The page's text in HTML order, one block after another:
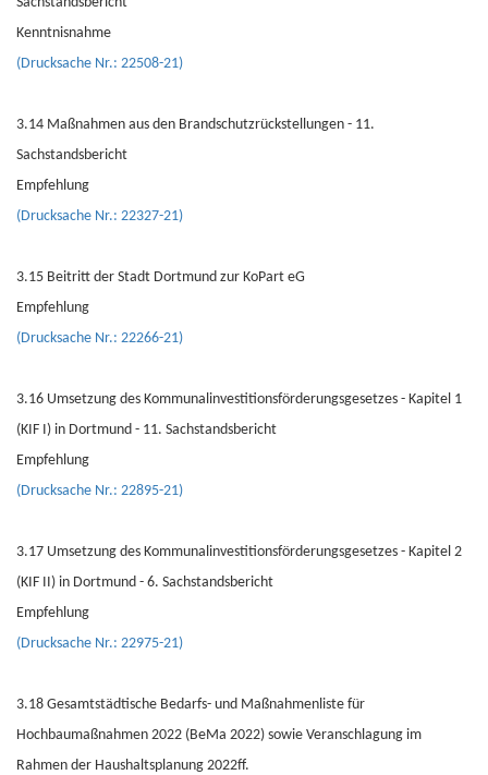
Kenntnisnahme
(Drucksache Nr.: 22508-21)
3.14 Maßnahmen aus den Brandschutzrückstellungen - 11.
Sachstandsbericht
Empfehlung
(Drucksache Nr.: 22327-21)
3.15 Beitritt der Stadt Dortmund zur KoPart eG
Empfehlung
(Drucksache Nr.: 22266-21)
3.16 Umsetzung des Kommunalinvestitionsförderungsgesetzes - Kapitel 1
(KIF I) in Dortmund - 11. Sachstandsbericht
Empfehlung
(Drucksache Nr.: 22895-21)
3.17 Umsetzung des Kommunalinvestitionsförderungsgesetzes - Kapitel 2
(KIF II) in Dortmund - 6. Sachstandsbericht
Empfehlung
(Drucksache Nr.: 22975-21)
3.18 Gesamtstädtische Bedarfs- und Maßnahmenliste für
Hochbaumaßnahmen 2022 (BeMa 2022) sowie Veranschlagung im
Rahmen der Haushaltsplanung 2022ff.